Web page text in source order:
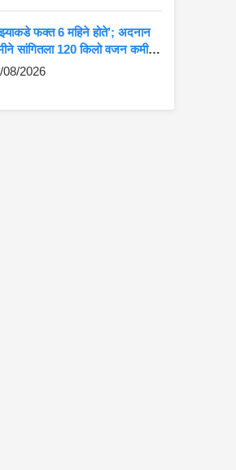
फक्त 6 महिने होते’; अदनान
सांगितला 120 किलो वजन कमी
थरारक प्रवास
08/2026